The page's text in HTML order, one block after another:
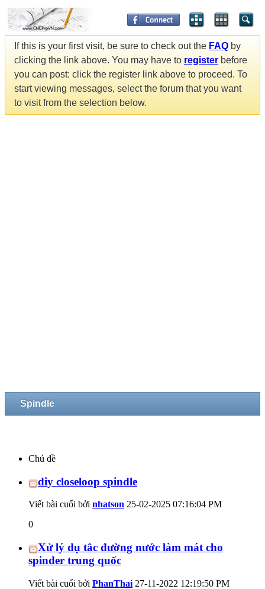
If this is your first visit, be sure to check out the FAQ by
clicking the link above. You may have to register before
you can post: click the register link above to proceed. To
start viewing messages, select the forum that you want
to visit from the selection below.
Spindle
Chủ đề
diy closeloop spindle
Viết bài cuối bởi nhatson 25-02-2025 07:16:04 PM
0
Xử lý dụ tắc đường nước làm mát cho
spinder trung quốc
Viết bài cuối bởi PhanThai 27-11-2022 12:19:50 PM